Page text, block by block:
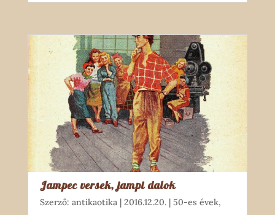
Jampec versek, jampi dalok
Szerző: antikaotika| 2016.12.20.| 50-es évek,